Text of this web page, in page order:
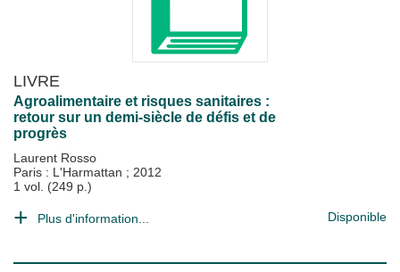
LIVRE
Agroalimentaire et risques sanitaires :
retour sur un demi-siècle de défis et de
progrès
Laurent Rosso
Paris : L'Harmattan ; 2012
1 vol. (249 p.)
Plus d'information... Disponible